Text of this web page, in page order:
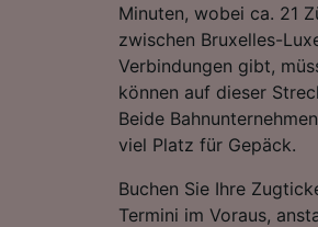
Minuten, wobei ca. 21
zwischen Bruxelles-
Verbindungen gibt,
können auf dieser
Beide
viel Platz für Gepäck.
Buchen Sie Ihre
Termini im Voraus,